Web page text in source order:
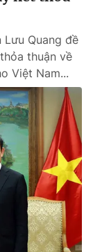
Lưu Quang đề
thuận về
Việt Nam...